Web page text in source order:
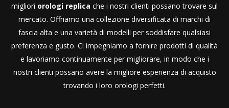
migliori orologi replica che i nostri clienti possano trovare sul
mercato. Offriamo una collezione diversificata di marchi di
fascia alta e una varietà di modelli per soddisfare qualsiasi
preferenza e gusto. Ci impegniamo a fornire prodotti di qualità
e lavoriamo continuamente per migliorare, in modo che i
nostri clienti possano avere la migliore esperienza di acquisto
trovando i loro orologi perfetti.